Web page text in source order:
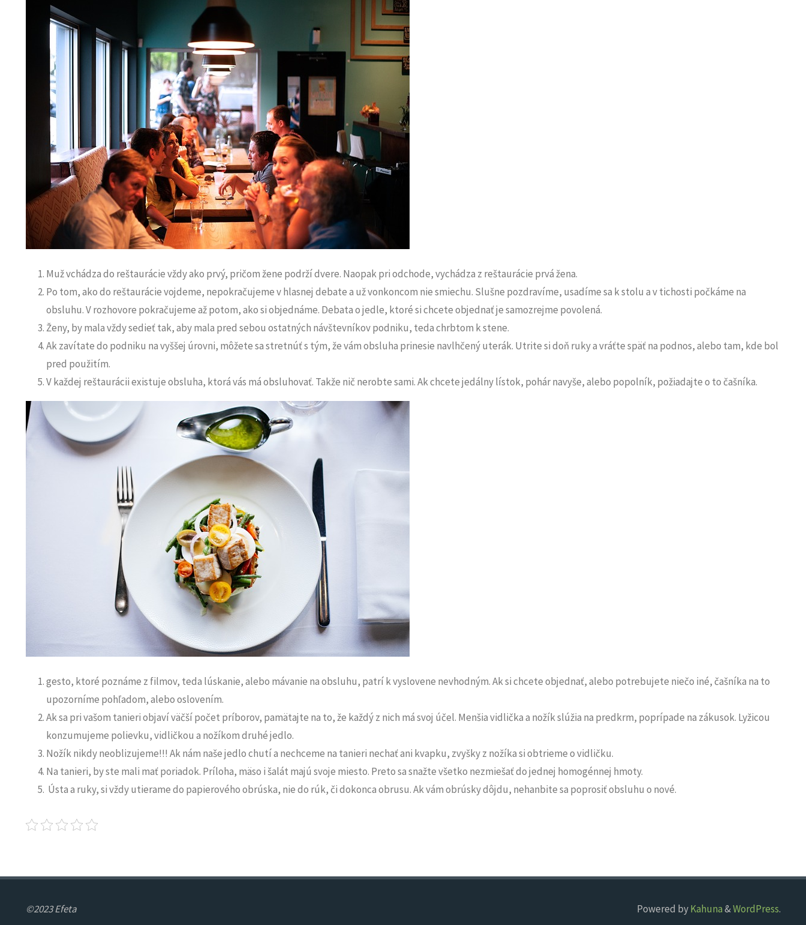
Muž vchádza do reštaurácie vždy ako prvý, pričom žene podrží dvere. Naopak pri odchode, vychádza z reštaurácie prvá žena.
Po tom, ako do reštaurácie vojdeme, nepokračujeme v hlasnej debate a už vonkoncom nie smiechu. Slušne pozdravíme, usadíme sa k stolu a v tichosti počkáme na
obsluhu. V rozhovore pokračujeme až potom, ako si objednáme. Debata o jedle, ktoré si chcete objednať je samozrejme povolená.
Ženy, by mala vždy sedieť tak, aby mala pred sebou ostatných návštevníkov podniku, teda chrbtom k stene.
Ak zavítate do podniku na vyššej úrovni, môžete sa stretnúť s tým, že vám obsluha prinesie navlhčený uterák. Utrite si doň ruky a vráťte späť na podnos, alebo tam, kde bol
pred použitím.
V každej reštaurácii existuje obsluha, ktorá vás má obsluhovať. Takže nič nerobte sami. Ak chcete jedálny lístok, pohár navyše, alebo popolník, požiadajte o to čašníka.
gesto, ktoré poznáme z filmov, teda lúskanie, alebo mávanie na obsluhu, patrí k vyslovene nevhodným. Ak si chcete objednať, alebo potrebujete niečo iné, čašníka na to
upozorníme pohľadom, alebo oslovením.
Ak sa pri vašom tanieri objaví väčší počet príborov, pamätajte na to, že každý z nich má svoj účel. Menšia vidlička a nožík slúžia na predkrm, poprípade na zákusok. Lyžicou
konzumujeme polievku, vidličkou a nožíkom druhé jedlo.
Nožík nikdy neoblizujeme!!! Ak nám naše jedlo chutí a nechceme na tanieri nechať ani kvapku, zvyšky z nožíka si obtrieme o vidličku.
Na tanieri, by ste mali mať poriadok. Príloha, mäso i šalát majú svoje miesto. Preto sa snažte všetko nezmiešať do jednej homogénnej hmoty.
Ústa a ruky, si vždy utierame do papierového obrúska, nie do rúk, či dokonca obrusu. Ak vám obrúsky dôjdu, nehanbite sa poprosiť obsluhu o nové.
Powered byKahuna&WordPress.
©2023 Efeta